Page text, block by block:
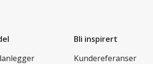
Bli inspirert
Kundereferanser